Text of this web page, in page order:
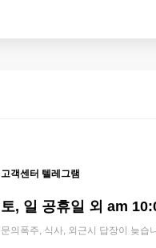
고객센터 텔레그램
토, 일 공휴일 외 am
문의폭주, 식사, 외근시 답장이 늦습